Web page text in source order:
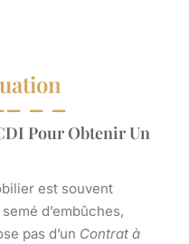
Pour Obtenir Un
est souvent
d’embûches,
pas d’un Contrat à